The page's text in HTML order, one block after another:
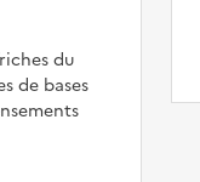
du
de bases